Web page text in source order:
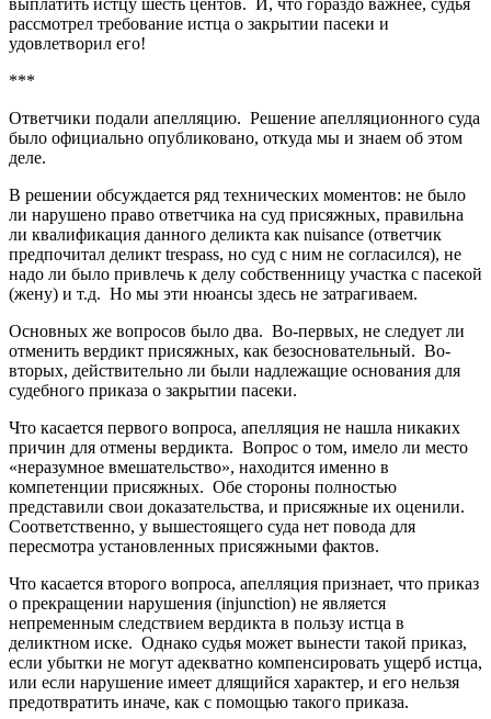
выплатить истцу шесть центов. И, что гораздо важнее, судья
рассмотрел требование истца о закрытии пасеки и
удовлетворил его!
***
Ответчики подали апелляцию. Решение апелляционного суда
было официально опубликовано, откуда мы и знаем об этом
деле.
В решении обсуждается ряд технических моментов: не было
ли нарушено право ответчика на суд присяжных, правильна
ли квалификация данного деликта как nuisance (ответчик
предпочитал деликт trespass, но суд с ним не согласился), не
надо ли было привлечь к делу собственницу участка с пасекой
(жену) и т.д. Но мы эти нюансы здесь не затрагиваем.
Основных же вопросов было два. Во-первых, не следует ли
отменить вердикт присяжных, как безосновательный. Во-
вторых, действительно ли были надлежащие основания для
судебного приказа о закрытии пасеки.
Что касается первого вопроса, апелляция не нашла никаких
причин для отмены вердикта. Вопрос о том, имело ли место
«неразумное вмешательство», находится именно в
компетенции присяжных. Обе стороны полностью
представили свои доказательства, и присяжные их оценили.
Соответственно, у вышестоящего суда нет повода для
пересмотра установленных присяжными фактов.
Что касается второго вопроса, апелляция признает, что приказ
о прекращении нарушения (injunction) не является
непременным следствием вердикта в пользу истца в
деликтном иске. Однако судья может вынести такой приказ,
если убытки не могут адекватно компенсировать ущерб истца,
или если нарушение имеет длящийся характер, и его нельзя
предотвратить иначе, как с помощью такого приказа.